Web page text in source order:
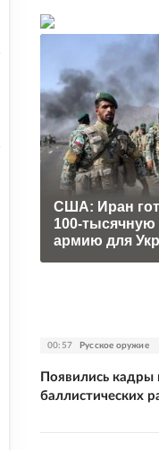
США: Иран
100-тысячную
армию для
00:57 Русское оружие
Появились кадры
баллистических